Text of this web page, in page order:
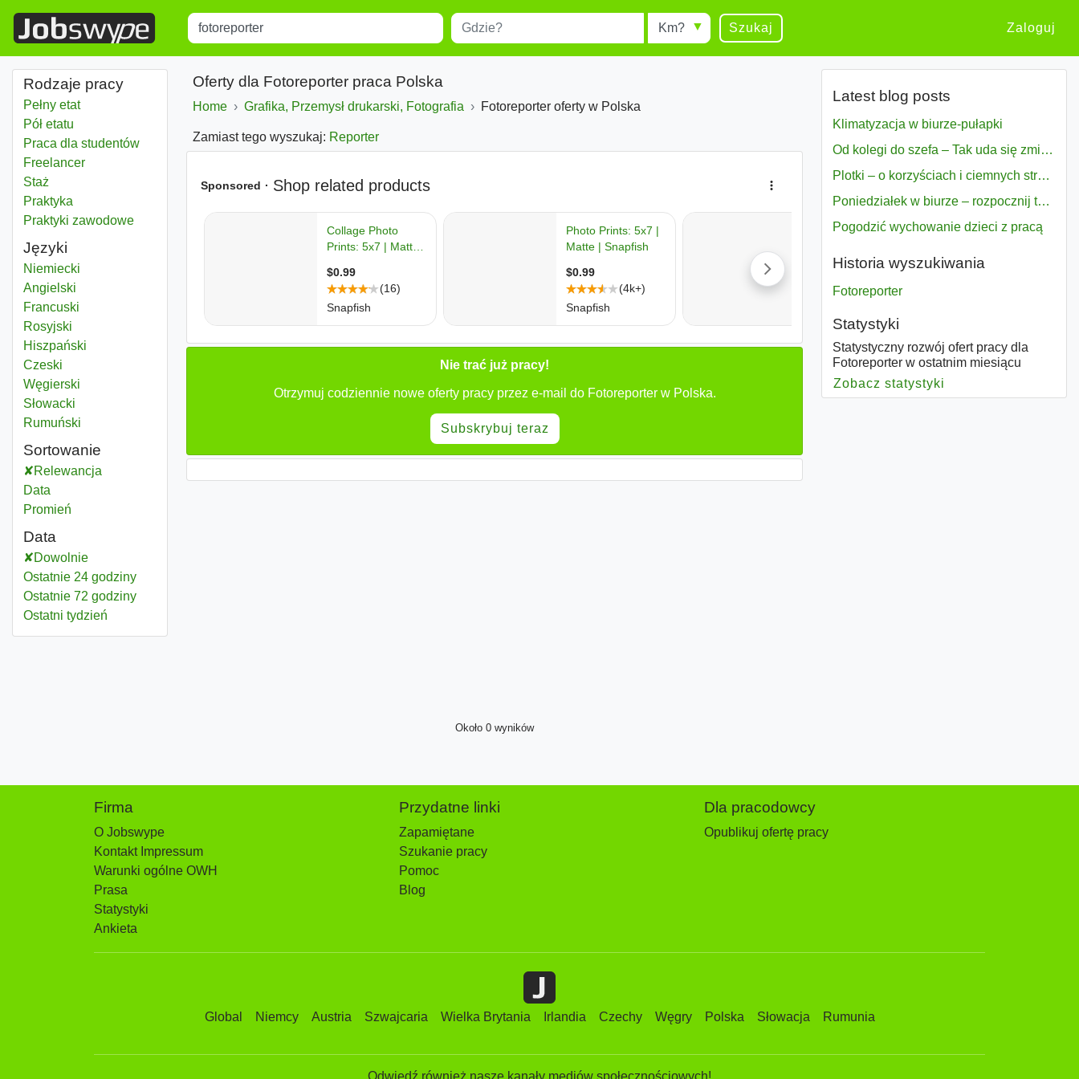
Title Miejscowość Radius Szukaj Zaloguj
Rodzaje pracy
Pełny etat
Pół etatu
Praca dla studentów
Freelancer
Staż
Praktyka
Praktyki zawodowe
Języki
Niemiecki
Angielski
Francuski
Rosyjski
Hiszpański
Czeski
Węgierski
Słowacki
Rumuński
Sortowanie
Relewancja
Data
Promień
Data
Dowolnie
Ostatnie 24 godziny
Ostatnie 72 godziny
Ostatni tydzień
Oferty dla Fotoreporter praca Polska
Home Grafika, Przemysł drukarski, Fotografia Fotoreporter oferty w Polska
Zamiast tego wyszukaj: Reporter
Nie trać już pracy!
Otrzymuj codziennie nowe oferty pracy przez e-mail do Fotoreporter w Polska.
Subskrybuj teraz
Około 0 wyników
Latest blog posts
Klimatyzacja w biurze-pułapki
Od kolegi do szefa – Tak uda się zmiana bezproblemowo
Plotki – o korzyściach i ciemnych stronach
Poniedziałek w biurze – rozpocznij tydzień w pełni zmotywowany
Pogodzić wychowanie dzieci z pracą
Historia wyszukiwania
Fotoreporter
Statystyki
Statystyczny rozwój ofert pracy dla
Fotoreporter w ostatnim miesiącu
Zobacz statystyki
Firma
O Jobswype
Kontakt Impressum
Warunki ogólne OWH
Prasa
Statystyki
Ankieta
Przydatne linki
Zapamiętane
Szukanie pracy
Pomoc
Blog
Dla pracodowcy
Opublikuj ofertę pracy
Global Niemcy Austria Szwajcaria Wielka Brytania Irlandia Czechy Węgry Polska Słowacja Rumunia